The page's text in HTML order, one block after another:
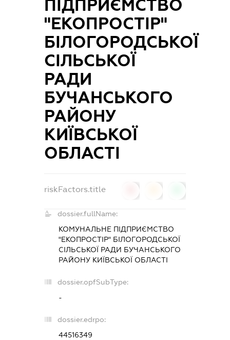
ПІДПРИЄМСТВО
"ЕКОПРОСТІР"
БІЛОГОРОДСЬКОЇ
СІЛЬСЬКОЇ
РАДИ
БУЧАНСЬКОГО
РАЙОНУ
КИЇВСЬКОЇ
ОБЛАСТІ
riskFactors.title
dossier.fullName:
КОМУНАЛЬНЕ ПІДПРИЄМСТВО
"ЕКОПРОСТІР" БІЛОГОРОДСЬКОЇ
СІЛЬСЬКОЇ РАДИ БУЧАНСЬКОГО
РАЙОНУ КИЇВСЬКОЇ ОБЛАСТІ
dossier.opfSubType:
-
dossier.edrpo:
44516349